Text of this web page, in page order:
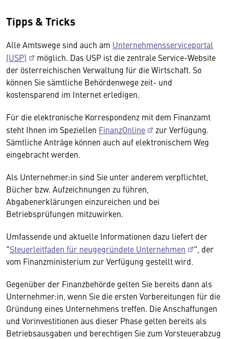
Tipps & Tricks
Alle Amtswege sind auch am Unternehmensserviceportal
(USP)
möglich. Das USP ist die zentrale Service-Website
der österreichischen Verwaltung für die Wirtschaft. So
können Sie sämtliche Behördenwege zeit- und
kostensparend im Internet erledigen.
Für die elektronische Korrespondenz mit dem Finanzamt
steht Ihnen im Speziellen FinanzOnline
zur Verfügung.
Sämtliche Anträge können auch auf elektronischem Weg
eingebracht werden.
Als Unternehmer:in sind Sie unter anderem verpflichtet,
Bücher bzw. Aufzeichnungen zu führen,
Abgabenerklärungen einzureichen und bei
Betriebsprüfungen mitzuwirken.
Umfassende und aktuelle Informationen dazu liefert der
"Steuerleitfaden für neugegründete Unternehmen
", der
vom Finanzministerium zur Verfügung gestellt wird.
Gegenüber der Finanzbehörde gelten Sie bereits dann als
Unternehmer:in, wenn Sie die ersten Vorbereitungen für die
Gründung eines Unternehmens treffen. Die Anschaffungen
und Vorinvestitionen aus dieser Phase gelten bereits als
Betriebsausgaben und berechtigen Sie zum Vorsteuerabzug